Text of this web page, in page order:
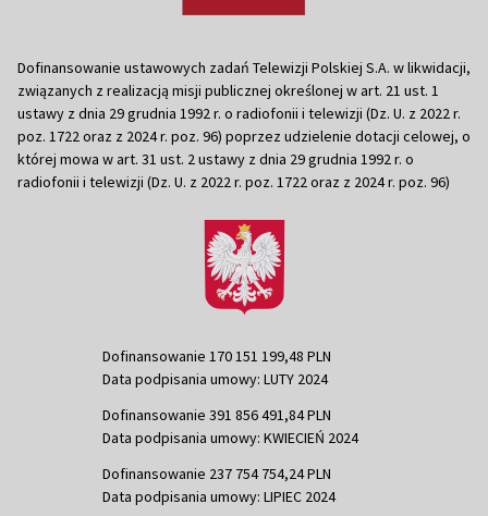
Dofinansowanie ustawowych zadań Telewizji Polskiej S.A. w likwidacji,
związanych z realizacją misji publicznej określonej w art. 21 ust. 1
ustawy z dnia 29 grudnia 1992 r. o radiofonii i telewizji (Dz. U. z 2022 r.
poz. 1722 oraz z 2024 r. poz. 96) poprzez udzielenie dotacji celowej, o
której mowa w art. 31 ust. 2 ustawy z dnia 29 grudnia 1992 r. o
radiofonii i telewizji (Dz. U. z 2022 r. poz. 1722 oraz z 2024 r. poz. 96)
Dofinansowanie 170 151 199,48 PLN
Data podpisania umowy: LUTY 2024
Dofinansowanie 391 856 491,84 PLN
Data podpisania umowy: KWIECIEŃ 2024
Dofinansowanie 237 754 754,24 PLN
Data podpisania umowy: LIPIEC 2024